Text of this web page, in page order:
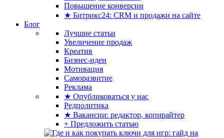
Повышение конверсии
★ Битрикс24: CRM и продажи на сайте
Блог
Лучшие статьи
Увеличение продаж
Креатив
Бизнес-идеи
Мотивация
Саморазвитие
Реклама
★ Опубликоваться у нас
Редполитика
★ Вакансии: редактор, копирайтер
+ Предложить статью